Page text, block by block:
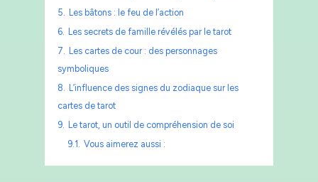
5. Les bâtons : le feu de l’action
6. Les secrets de famille révélés par le tarot
7. Les cartes de cour : des personnages
symboliques
8. L’influence des signes du zodiaque sur les
cartes de tarot
9. Le tarot, un outil de compréhension de soi
9.1. Vous aimerez aussi :